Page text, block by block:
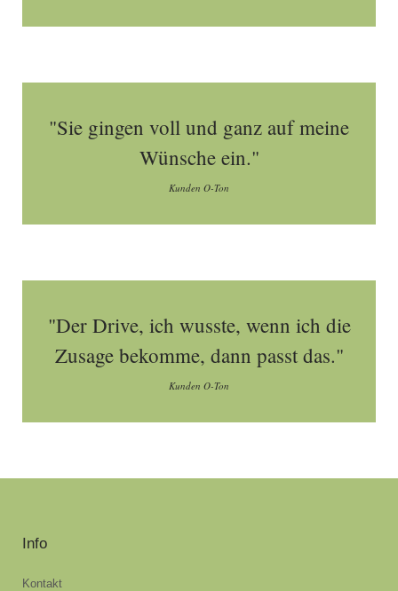
"Sie gingen voll und ganz auf meine
Wünsche ein."
Kunden O-Ton
"Der Drive, ich wusste, wenn ich die
Zusage bekomme, dann passt das."
Kunden O-Ton
Info
Kontakt